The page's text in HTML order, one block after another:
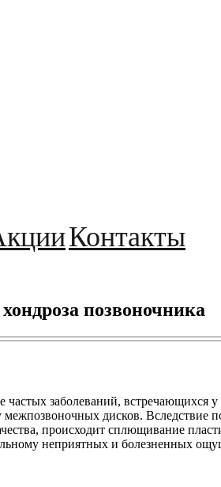
Контакты
позвоночника
частых заболеваний,
межпозвоночных дисков.
происходит сплющивание
неприятных и болезненных